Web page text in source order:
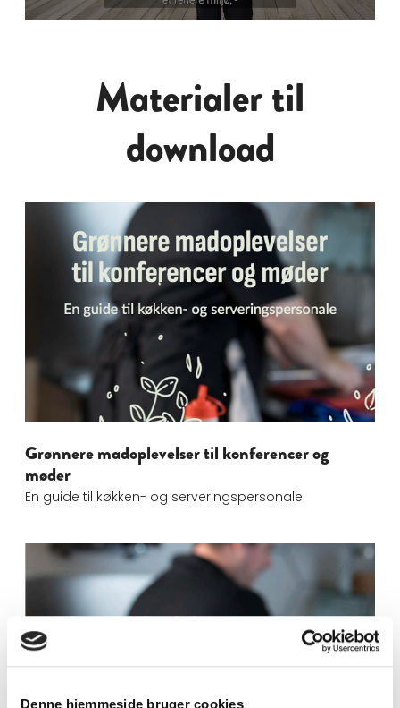
Denne hjemmeside bruger cookies
Materialer til
download
Praktisk Guide Med Økologi
Grønnere madoplevelser til konferencer og
møder
En guide til køkken- og serveringspersonale
25.06.10 Praktisk Guide ENG